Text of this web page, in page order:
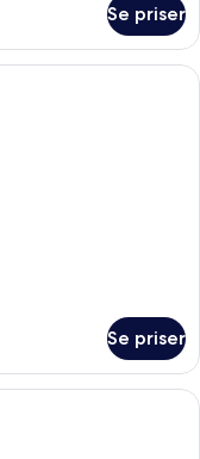
Se priser
med en stor seng, et
Se priser
med seng,